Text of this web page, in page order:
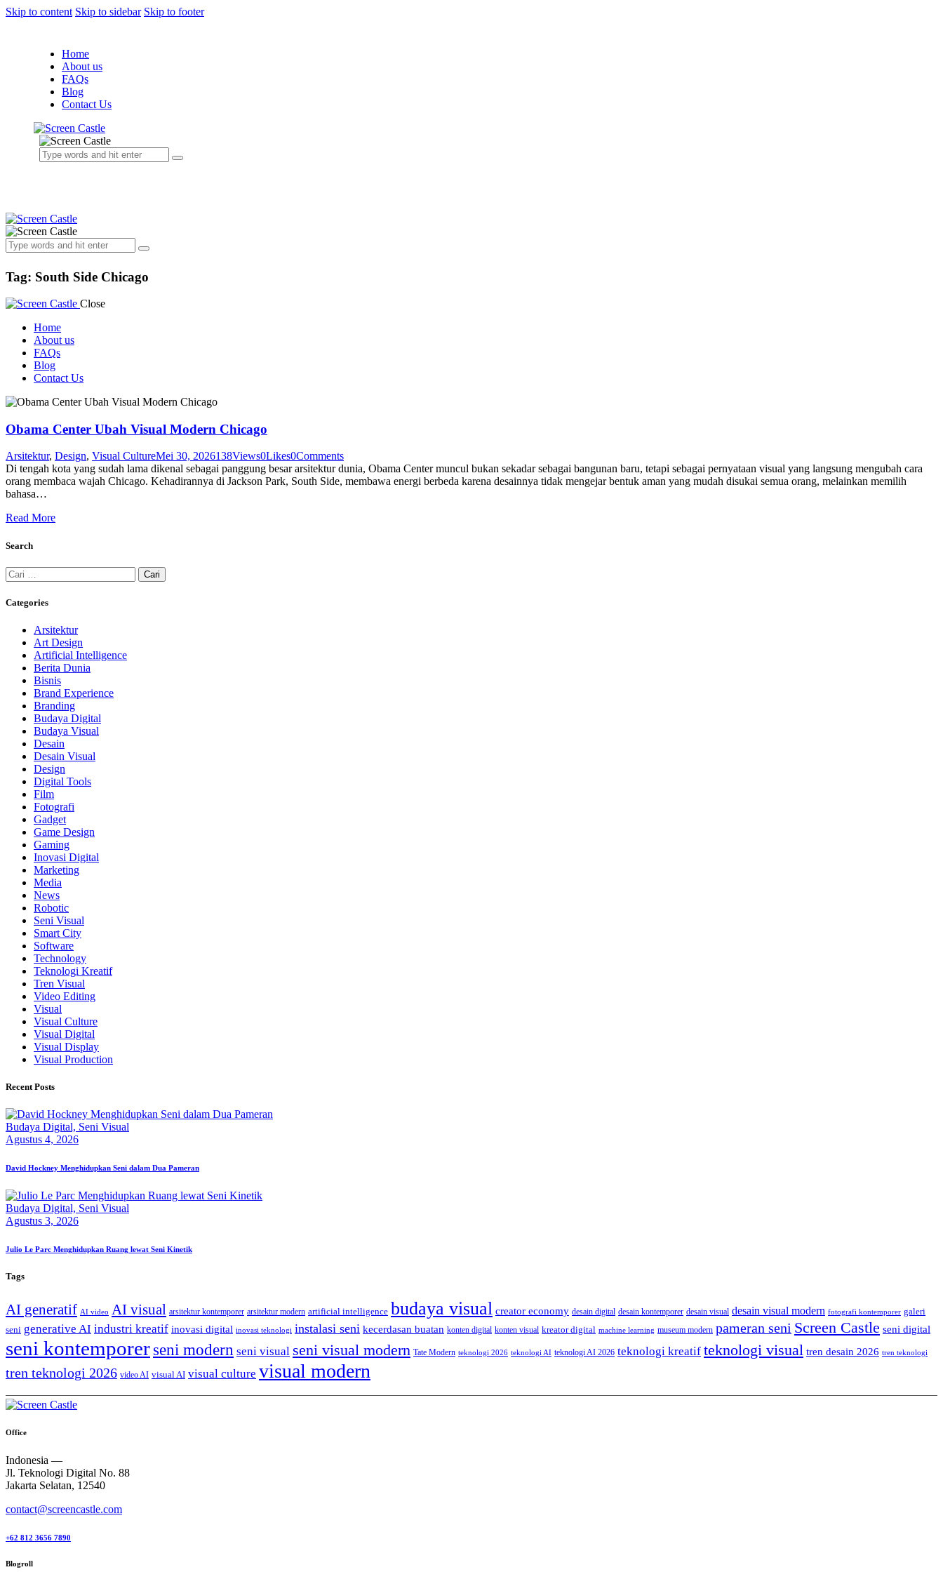
Skip to content Skip to sidebar Skip to footer
Home
About us
FAQs
Blog
Contact Us
Tag: South Side Chicago
Close
Home
About us
FAQs
Blog
Contact Us
facebook-
twitter-
dribble-
instagram
Obama Center Ubah Visual Modern Chicago
Arsitektur, Design, Visual CultureMei 30, 2026138Views0Likes0Comments
Di tengah kota yang sudah lama dikenal sebagai panggung besar arsitektur dunia, Obama Center muncul bukan sekadar sebagai bangunan baru, tetapi sebagai pernyataan visual yang langsung mengubah cara
orang membaca wajah Chicago. Kehadirannya di Jackson Park, South Side, membawa energi berbeda karena desainnya tidak mengejar bentuk aman yang mudah disukai semua orang, melainkan memilih
bahasa…
Read More
Search
Cari
untuk:
Categories
Arsitektur
Art Design
Artificial Intelligence
Berita Dunia
Bisnis
Brand Experience
Branding
Budaya Digital
Budaya Visual
Desain
Desain Visual
Design
Digital Tools
Film
Fotografi
Gadget
Game Design
Gaming
Inovasi Digital
Marketing
Media
News
Robotic
Seni Visual
Smart City
Software
Technology
Teknologi Kreatif
Tren Visual
Video Editing
Visual
Visual Culture
Visual Digital
Visual Display
Visual Production
Recent Posts
Budaya Digital, Seni Visual
Agustus 4, 2026
David Hockney Menghidupkan Seni dalam Dua Pameran
Budaya Digital, Seni Visual
Agustus 3, 2026
Julio Le Parc Menghidupkan Ruang lewat Seni Kinetik
Tags
AI generatif AI video AI visual arsitektur kontemporer arsitektur modern artificial intelligence budaya visual creator economy desain digital desain kontemporer desain visual desain visual modern fotografi kontemporer galeri
seni generative AI industri kreatif inovasi digital inovasi teknologi instalasi seni kecerdasan buatan konten digital konten visual kreator digital machine learning museum modern pameran seni Screen Castle seni digital
seni kontemporer seni modern seni visual seni visual modern Tate Modern teknologi 2026 teknologi AI teknologi AI 2026 teknologi kreatif teknologi visual tren desain 2026 tren teknologi
tren teknologi 2026 video AI visual AI visual culture visual modern
Office
Indonesia —
Jl. Teknologi Digital No. 88
Jakarta Selatan, 12540
contact@screencastle.com
+62 812 3656 7890
Blogroll